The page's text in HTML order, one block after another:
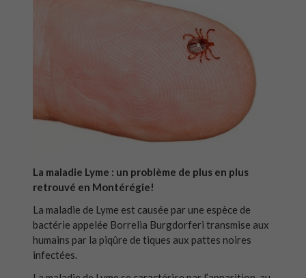
La maladie Lyme : un problème de plus en plus
retrouvé en Montérégie!
La maladie de Lyme est causée par une espèce de
bactérie appelée Borrelia Burgdorferi transmise aux
humains par la piqûre de tiques aux pattes noires
infectées.